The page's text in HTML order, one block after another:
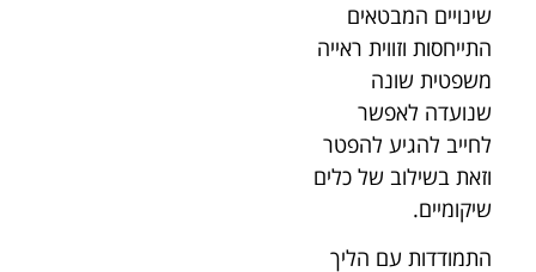
שינויים המבטאים
התייחסות וזווית ראייה
משפטית שונה
שנועדה לאפשר
לחייב להגיע להפטר
וזאת בשילוב של כלים
שיקומיים.
התמודדות עם הליך